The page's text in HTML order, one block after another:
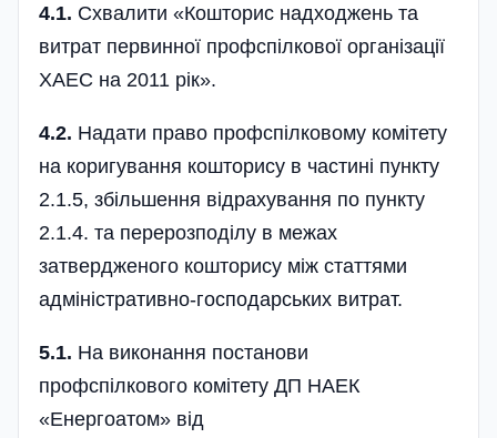
4.1. Схвалити «Кошторис над­хо­джень та
витрат первинної профспіл­кової організації
ХАЕС на 2011 рік».
4.2. Надати право профспілковому комітету
на коригування кошто­рису в частині пункту
2.1.5, збільшення відрахування по пункту
2.1.4. та перерозподілу в межах
затвердженого кошторису між статтями
адмі­ністративно-господарських витрат.
5.1. На виконання постанови
профспілкового комітету ДП НАЕК
«Енергоатом» від